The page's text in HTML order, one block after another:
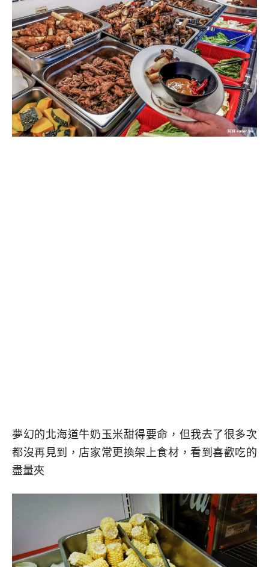
夢幻的北海道牛奶玉米甜得要命，但我去了很多次
都沒再見到，店家常更換架上食材，看到喜歡吃的
盡量夾